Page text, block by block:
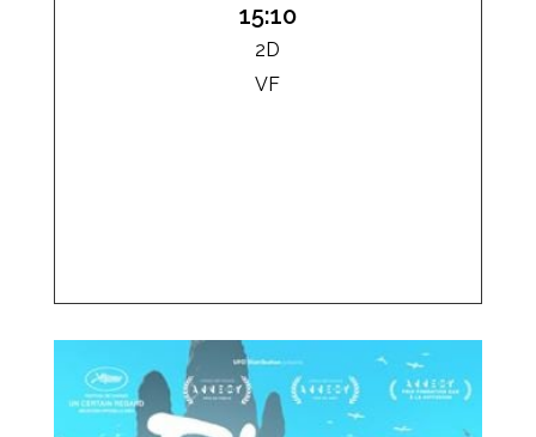
15:10
2D
VF